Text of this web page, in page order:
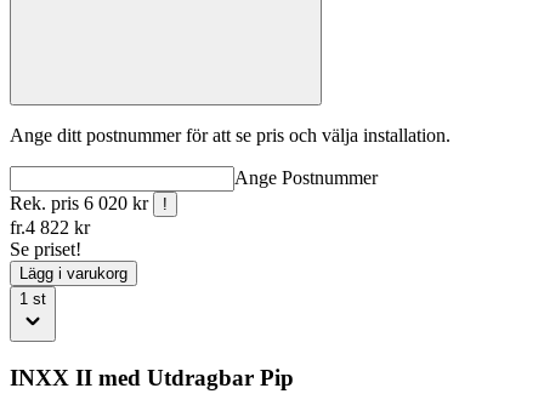
Ange ditt postnummer för att se pris och välja installation.
Ange Postnummer
Rek. pris 6 020 kr !
fr.4 822 kr
Se priset!
Lägg i varukorg
1 st
INXX II med Utdragbar Pip